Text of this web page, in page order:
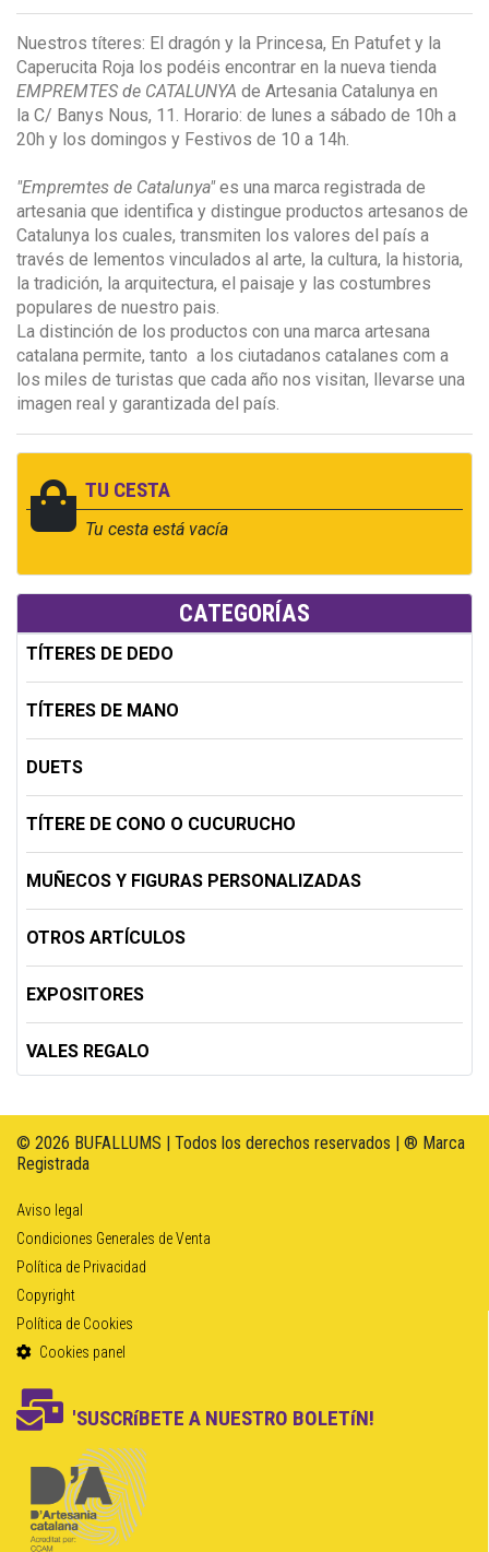
Nuestros títeres: El dragón y la Princesa, En Patufet y la
Caperucita Roja los podéis encontrar en la nueva tienda
EMPREMTES de CATALUNYA de Artesania Catalunya en
la C/ Banys Nous, 11. Horario: de lunes a sábado de 10h a
20h y los domingos y Festivos de 10 a 14h.
"Empremtes de Catalunya"es una marca registrada de
artesania que identifica y distingue productos artesanos de
Catalunya los cuales, transmiten los valores del país a
través de lementos vinculados al arte, la cultura, la historia,
la tradición, la arquitectura, el paisaje y las costumbres
populares de nuestro pais.
La distinción de los productos con una marca artesana
catalana permite, tanto a los ciutadanos catalanes com a
los miles de turistas que cada año nos visitan, llevarse una
imagen real y garantizada del país.
TU CESTA
Tu cesta está vacía
CATEGORÍAS
TÍTERES DE DEDO
TÍTERES DE MANO
DUETS
TÍTERE DE CONO O CUCURUCHO
MUÑECOS Y FIGURAS PERSONALIZADAS
OTROS ARTÍCULOS
EXPOSITORES
VALES REGALO
© 2026 BUFALLUMS | Todos los derechos reservados | ® Marca
Registrada
Aviso legal
Condiciones Generales de Venta
Política de Privacidad
Copyright
Política de Cookies
Cookies panel
'SUSCRíBETE A NUESTRO BOLETíN!